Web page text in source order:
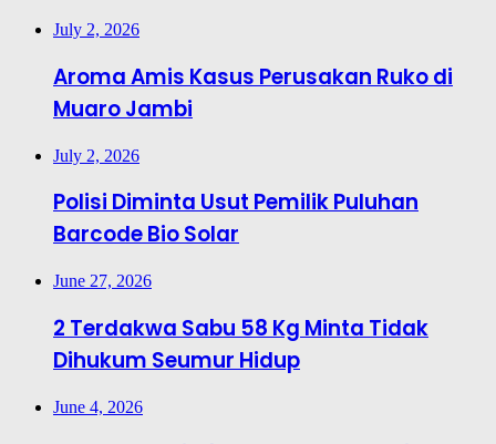
July 2, 2026
Aroma Amis Kasus Perusakan Ruko di
Muaro Jambi
July 2, 2026
Polisi Diminta Usut Pemilik Puluhan
Barcode Bio Solar
June 27, 2026
2 Terdakwa Sabu 58 Kg Minta Tidak
Dihukum Seumur Hidup
June 4, 2026